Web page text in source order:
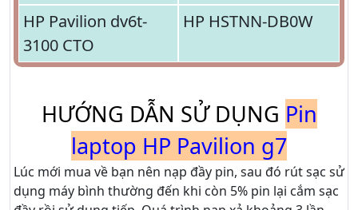
HP Pavilion dv6t-
3100 CTO
HP HSTNN-DB0W
HƯỚNG DẪN SỬ DỤNG Pin
laptop HP Pavilion g7
Lúc mới mua về bạn nên nạp đầy pin, sau đó rút sạc sử
dụng máy bình thường đến khi còn 5% pin lại cắm sạc